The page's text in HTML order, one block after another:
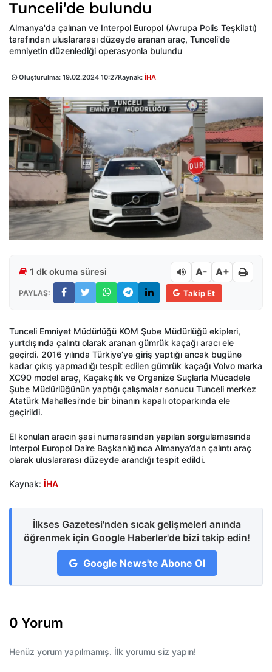
Tunceli’de bulundu
Almanya'da çalınan ve Interpol Europol (Avrupa Polis Teşkilatı)
tarafından uluslararası düzeyde aranan araç, Tunceli'de
emniyetin düzenlediği operasyonla bulundu
Oluşturulma: 19.02.2024 10:27Kaynak: İHA
1 dk okuma süresi A- A+
PAYLAŞ: Takip Et
Tunceli Emniyet Müdürlüğü KOM Şube Müdürlüğü ekipleri,
yurtdışında çalıntı olarak aranan gümrük kaçağı aracı ele
geçirdi. 2016 yılında Türkiye’ye giriş yaptığı ancak bugüne
kadar çıkış yapmadığı tespit edilen gümrük kaçağı Volvo marka
XC90 model araç, Kaçakçılık ve Organize Suçlarla Mücadele
Şube Müdürlüğünün yaptığı çalışmalar sonucu Tunceli merkez
Atatürk Mahallesi’nde bir binanın kapalı otoparkında ele
geçirildi.
El konulan aracın şasi numarasından yapılan sorgulamasında
Interpol Europol Daire Başkanlığınca Almanya’dan çalıntı araç
olarak uluslararası düzeyde arandığı tespit edildi.
Kaynak: İHA
İlkses Gazetesi'nden sıcak gelişmeleri anında
öğrenmek için Google Haberler'de bizi takip edin!
Google News'te Abone Ol
0 Yorum
Henüz yorum yapılmamış. İlk yorumu siz yapın!